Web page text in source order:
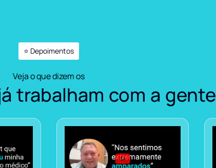
⭐ Depoimentos
Veja o que dizem os
trabalham com a gente